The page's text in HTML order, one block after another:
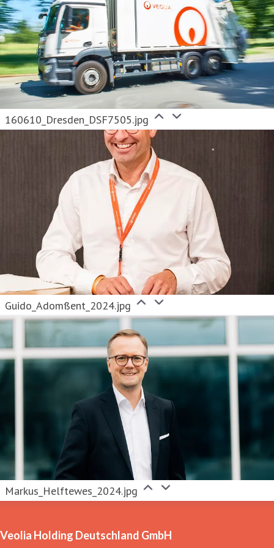
Besuchen Sie uns auf www.veolia.de.
160610_Dresden_DSF7505.jpg
Guido_Adomßent_2024.jpg
Markus_Helftewes_2024.jpg
Veolia Holding Deutschland GmbH